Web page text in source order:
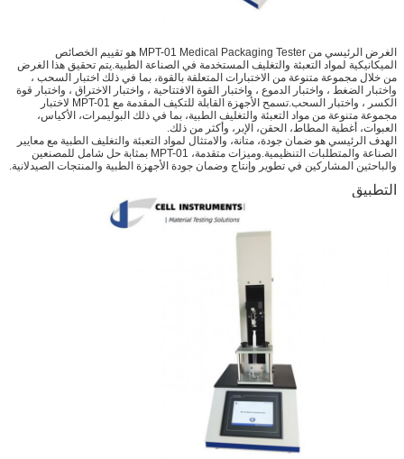
الغرض الرئيسي من MPT-01 Medical Packaging Tester هو تقييم الخصائص
الميكانيكية لمواد التعبئة والتغليف المستخدمة في الصناعة الطبية.يتم تحقيق هذا الغرض
من خلال مجموعة متنوعة من الاختبارات المتعلقة بالقوة، بما في ذلك اختبار السحب ،
واختبار الضغط ، واختبار الدموع ، واختبار القوة الافتتاحية ، واختبار الاختراق ، واختبار قوة
الكسر ، واختبار السحب.تسمح الأجهزة القابلة للتكيف المقدمة مع MPT-01 لاختبار
مجموعة متنوعة من مواد التعبئة والتغليف الطبية، بما في ذلك البوليمرات، الأكياس،
العبوات، أغطية المطاط، الحقن، الإبر، وأكثر من ذلك.
الهدف الرئيسي هو ضمان جودة، متانة، والامتثال لمواد التعبئة والتغليف الطبية مع معايير
الصناعة والمتطلبات التنظيمية.وميزات متقدمة، MPT-01 بمثابة حل شامل للمصنعين
والباحثين المشاركين في تطوير وإنتاج وضمان جودة الأجهزة الطبية والمنتجات الصيدلانية.
التطبيق